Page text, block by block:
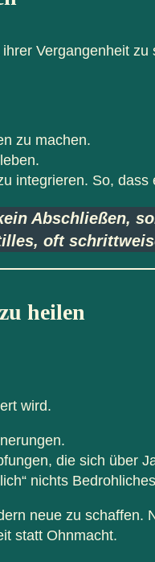
Vergangenheit
zu machen.
integrieren. So,
Abschließen,
oft
heilen
wird.
die sich über
nichts
neue zu
statt Ohnmacht.